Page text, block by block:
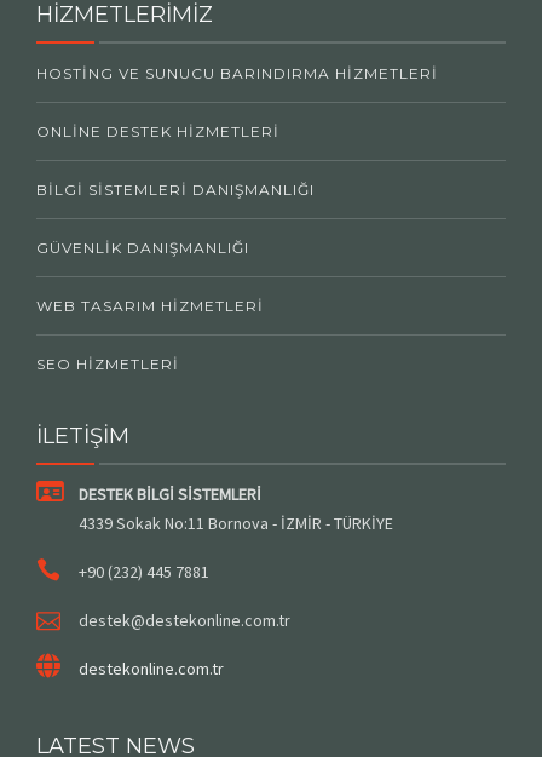
HİZMETLERİMİZ
HOSTING VE SUNUCU BARINDIRMA HIZMETLERI
ONLINE DESTEK HIZMETLERI
BILGI SISTEMLERI DANIŞMANLIĞI
GÜVENLIK DANIŞMANLIĞI
WEB TASARIM HIZMETLERI
SEO HIZMETLERI
İLETİŞİM
DESTEK BİLGİ SİSTEMLERİ
4339 Sokak No:11 Bornova - İZMİR - TÜRKİYE
+90 (232) 445 7881
destek@destekonline.com.tr
destekonline.com.tr
LATEST NEWS